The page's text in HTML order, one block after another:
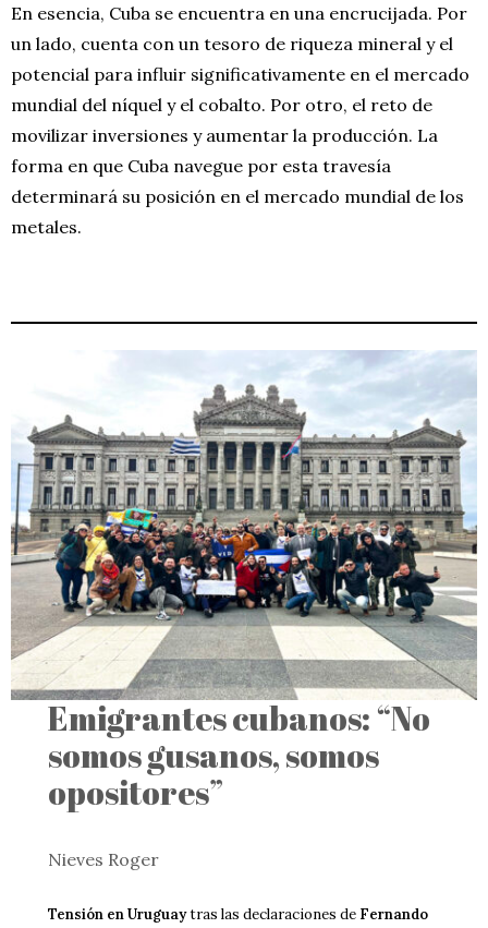
En esencia, Cuba se encuentra en una encrucijada. Por
un lado, cuenta con un tesoro de riqueza mineral y el
potencial para influir significativamente en el mercado
mundial del níquel y el cobalto. Por otro, el reto de
movilizar inversiones y aumentar la producción. La
forma en que Cuba navegue por esta travesía
determinará su posición en el mercado mundial de los
metales.
Emigrantes cubanos: “No
somos gusanos, somos
opositores”
Nieves Roger
Tensión en Uruguaytras las declaraciones de Fernando